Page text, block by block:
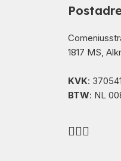
1817 MS,
KVK:
BTW: NL